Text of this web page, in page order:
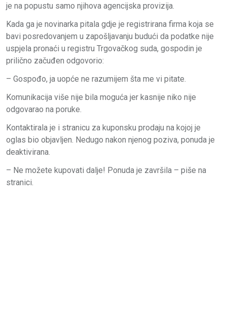
je na popustu samo njihova agencijska provizija.
Kada ga je novinarka pitala gdje je registrirana firma koja se
bavi posredovanjem u zapošljavanju budući da podatke nije
uspjela pronaći u registru Trgovačkog suda, gospodin je
prilično začuđen odgovorio:
– Gospođo, ja uopće ne razumijem šta me vi pitate.
Komunikacija više nije bila moguća jer kasnije niko nije
odgovarao na poruke.
Kontaktirala je i stranicu za kuponsku prodaju na kojoj je
oglas bio objavljen. Nedugo nakon njenog poziva, ponuda je
deaktivirana.
– Ne možete kupovati dalje! Ponuda je završila – piše na
stranici.